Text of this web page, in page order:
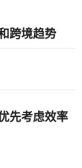
跨境趋势
先考虑效率